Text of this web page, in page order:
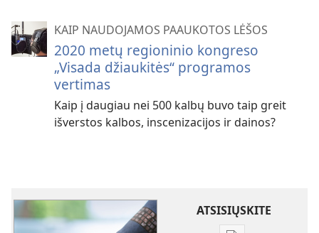
KAIP NAUDOJAMOS PAAUKOTOS LĖŠOS
2020 metų regioninio kongreso
„Visada džiaukitės“ programos
vertimas
Kaip į daugiau nei 500 kalbų buvo taip greit
išverstos kalbos, inscenizacijos ir dainos?
ATSISIŲSKITE